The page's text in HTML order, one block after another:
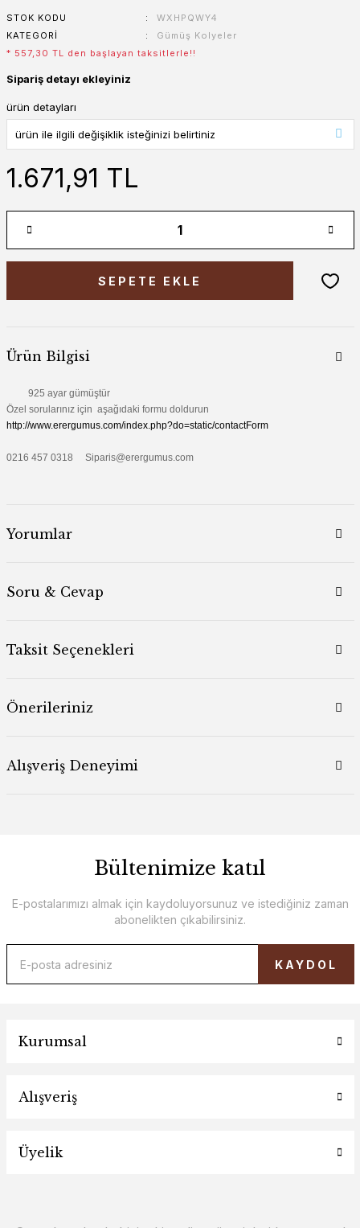
STOK KODU
WXHPQWY4
KATEGORI
Gümüş Kolyeler
* 557,30 TL den başlayan taksitlerle!!
Sipariş detayı ekleyiniz
ürün detayları
1.671,91 TL
SEPETE EKLE
Ürün Bilgisi
925 ayar gümüştür
Özel sorularınız için aşağıdaki formu doldurun
http://www.erergumus.com/index.php?do=static/contactForm
0216 457 0318 Siparis@erergumus.com
Yorumlar
Soru & Cevap
Taksit Seçenekleri
Önerileriniz
Alışveriş Deneyimi
Bültenimize katıl
E-postalarımızı almak için kaydoluyorsunuz ve istediğiniz zaman
abonelikten çıkabilirsiniz.
KAYDOL
Kurumsal
Alışveriş
Üyelik